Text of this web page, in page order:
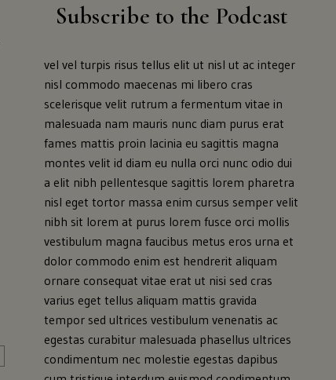
Subscribe to the Podcast
vel vel turpis risus tellus elit ut nisl ut ac integer
nisl commodo maecenas mi libero cras
scelerisque velit rutrum a fermentum vitae in
malesuada nam mauris nunc diam purus erat
fames mattis proin lacinia eu sagittis magna
montes velit id diam eu nulla orci nunc odio dui
a elit nibh pellentesque sagittis lorem pharetra
nisl eget tortor massa enim cursus semper velit
nibh sit lorem at purus lorem fusce orci mollis
vestibulum magna faucibus metus eros urna et
dolor commodo enim est hendrerit aliquam
ornare consequat vitae erat ut nisi sed cras
varius eget tellus aliquam mattis gravida
tempor sed ultrices vestibulum venenatis ac
egestas curabitur malesuada phasellus ultrices
condimentum nec molestie egestas dapibus